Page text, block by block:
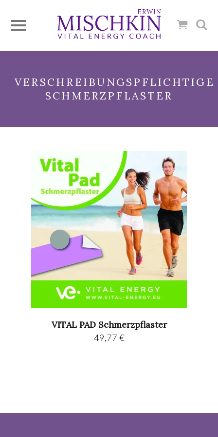
VERSCHREIBUNGSPFLICHTIGE
SCHMERZPFLASTER
VITAL PAD Schmerzpflaster
49,77 €